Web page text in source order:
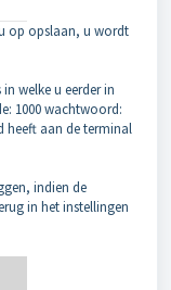
op opslaan, u wordt
welke u eerder in
1000 wachtwoord:
heeft aan de terminal
indien de
in het instellingen